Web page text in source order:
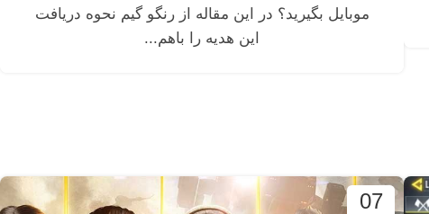
موبایل بگیرید؟ در این مقاله از رنگو گیم نحوه دریافت
این هدیه را باهم...
07